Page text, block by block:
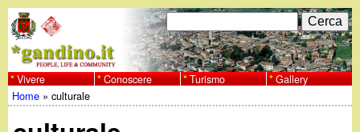
al
contenuto
w
F
o
r
C
e
r
c
Vivere Conoscere Turismo Gallery
Home »culturale